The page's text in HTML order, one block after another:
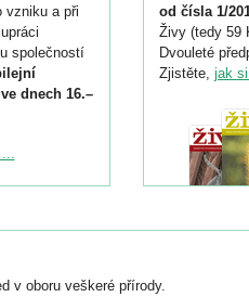
vzniku a při
společností
dnech 16.–
září.
nebo
od čísla 1/
Živy (tedy 59
Dvouleté
Zjistěte, jak
v oboru veškeré přírody.